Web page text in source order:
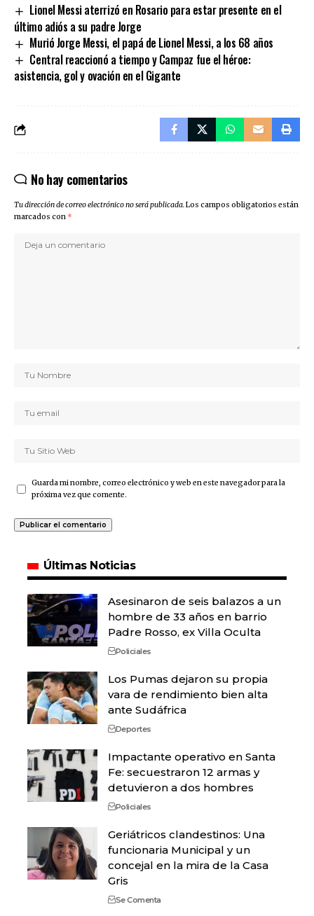
Lionel Messi aterrizó en Rosario para estar presente en el
último adiós a su padre Jorge
Murió Jorge Messi, el papá de Lionel Messi, a los 68 años
Central reaccionó a tiempo y Campaz fue el héroe:
asistencia, gol y ovación en el Gigante
No hay comentarios
Tu dirección de correo electrónico no será publicada.Los campos obligatorios están
marcados con *
Guarda mi nombre, correo electrónico y web en este navegador para la
próxima vez que comente.
Últimas Noticias
Asesinaron de seis balazos a un
hombre de 33 años en barrio
Padre Rosso, ex Villa Oculta
Policiales
Los Pumas dejaron su propia
vara de rendimiento bien alta
ante Sudáfrica
Deportes
Impactante operativo en Santa
Fe: secuestraron 12 armas y
detuvieron a dos hombres
Policiales
Geriátricos clandestinos: Una
funcionaria Municipal y un
concejal en la mira de la Casa
Gris
Se Comenta